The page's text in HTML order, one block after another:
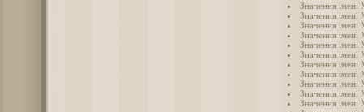
Значення імені
Значення імені
Значення імені
Значення імені
Значення імені
Значення
Значення
Значення імені
Значення імені
Значення імені
Значення імені